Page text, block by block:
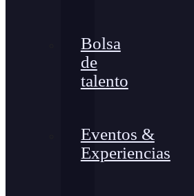
Bolsa
de
talento
Eventos &
Experiencias